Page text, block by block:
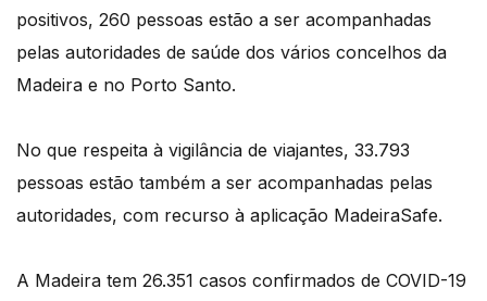
positivos, 260 pessoas estão a ser acompanhadas
pelas autoridades de saúde dos vários concelhos da
Madeira e no Porto Santo.
No que respeita à vigilância de viajantes, 33.793
pessoas estão também a ser acompanhadas pelas
autoridades, com recurso à aplicação MadeiraSafe.
A Madeira tem 26.351 casos confirmados de COVID-19